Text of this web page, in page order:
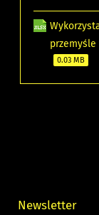
przemyśle
0.03 MB
Newsletter